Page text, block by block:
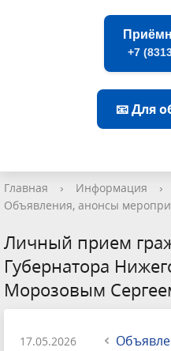
+7
📧 Для
Главная › Информация
›
Объявления, анонсы
Личный прием
Губернатора
Морозовым
17.05.2026